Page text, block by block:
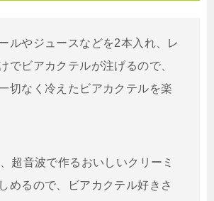
ルやジュースなどを2本入れ、レ
でビアカクテルが注げるので、
切なく冷えたビアカクテルを楽
超音波で作るおいしいクリーミ
めるので、ビアカクテル好きさ